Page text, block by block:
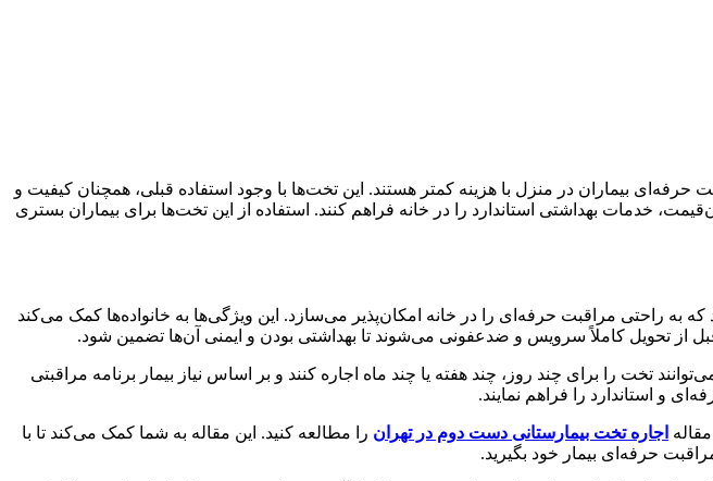
حرفه‌ای بیماران در منزل با هزینه کمتر هستند. این تخت‌ها با وجود استفاده قبلی، همچنان کیفیت و
خدمات بهداشتی استاندارد را در خانه فراهم کنند. استفاده از این تخت‌ها برای بیماران بستری
به راحتی مراقبت حرفه‌ای را در خانه امکان‌پذیر می‌سازد. این ویژگی‌ها به خانواده‌ها کمک می‌کند
از تحویل کاملاً سرویس و ضدعفونی می‌شوند تا بهداشتی بودن و ایمنی آن‌ها تضمین شود.
تخت را برای چند روز، چند هفته یا چند ماه اجاره کنند و بر اساس نیاز بیمار برنامه مراقبتی
و استاندارد را فراهم نمایند.
اجاره تخت بیمارستانی دست دوم در تهران را مطالعه کنید. این مقاله به شما کمک می‌کند تا با
حرفه‌ای بیمار خود بگیرید.